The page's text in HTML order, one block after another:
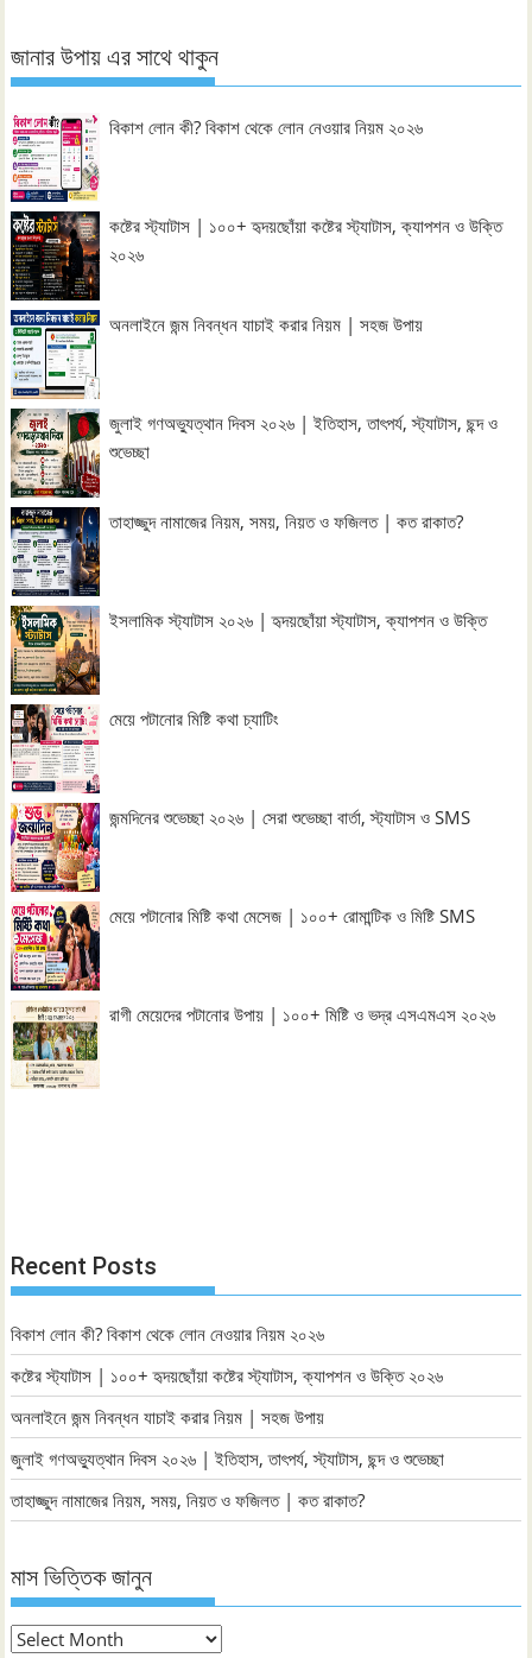
জানার উপায় এর সাথে থাকুন
বিকাশ লোন কী? বিকাশ থেকে লোন নেওয়ার নিয়ম ২০২৬
কষ্টের স্ট্যাটাস | ১০০+ হৃদয়ছোঁয়া কষ্টের স্ট্যাটাস, ক্যাপশন ও উক্তি
২০২৬
অনলাইনে জন্ম নিবন্ধন যাচাই করার নিয়ম | সহজ উপায়
জুলাই গণঅভ্যুত্থান দিবস ২০২৬ | ইতিহাস, তাৎপর্য, স্ট্যাটাস, ছন্দ ও
শুভেচ্ছা
তাহাজ্জুদ নামাজের নিয়ম, সময়, নিয়ত ও ফজিলত | কত রাকাত?
ইসলামিক স্ট্যাটাস ২০২৬ | হৃদয়ছোঁয়া স্ট্যাটাস, ক্যাপশন ও উক্তি
মেয়ে পটানোর মিষ্টি কথা চ্যাটিং
জন্মদিনের শুভেচ্ছা ২০২৬ | সেরা শুভেচ্ছা বার্তা, স্ট্যাটাস ও SMS
মেয়ে পটানোর মিষ্টি কথা মেসেজ | ১০০+ রোমান্টিক ও মিষ্টি SMS
রাগী মেয়েদের পটানোর উপায় | ১০০+ মিষ্টি ও ভদ্র এসএমএস ২০২৬
Recent Posts
বিকাশ লোন কী? বিকাশ থেকে লোন নেওয়ার নিয়ম ২০২৬
কষ্টের স্ট্যাটাস | ১০০+ হৃদয়ছোঁয়া কষ্টের স্ট্যাটাস, ক্যাপশন ও উক্তি ২০২৬
অনলাইনে জন্ম নিবন্ধন যাচাই করার নিয়ম | সহজ উপায়
জুলাই গণঅভ্যুত্থান দিবস ২০২৬ | ইতিহাস, তাৎপর্য, স্ট্যাটাস, ছন্দ ও শুভেচ্ছা
তাহাজ্জুদ নামাজের নিয়ম, সময়, নিয়ত ও ফজিলত | কত রাকাত?
মাস ভিত্তিক জানুন
মাস